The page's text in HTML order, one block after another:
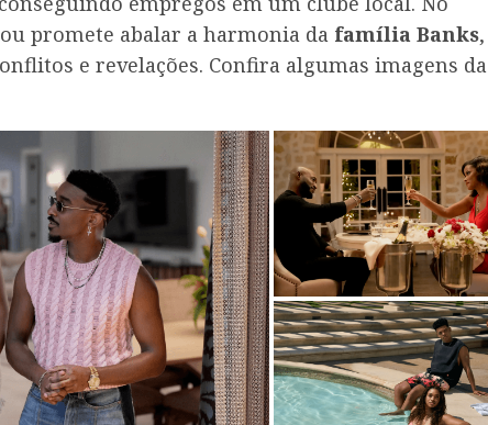
promete abalar a harmonia da família Banks,
e revelações. Confira algumas imagens da